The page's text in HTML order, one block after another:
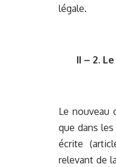
légale.
II – 2.
Le nouveau
que dans
écrite
relevant de